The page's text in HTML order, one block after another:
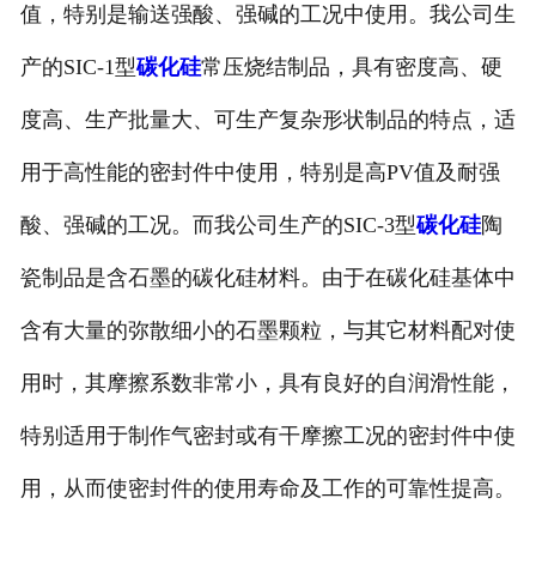
值，特别是输送强酸、强碱的工况中使用。我公司生
产的SIC-1型碳化硅常压烧结制品，具有密度高、硬
度高、生产批量大、可生产复杂形状制品的特点，适
用于高性能的密封件中使用，特别是高PV值及耐强
酸、强碱的工况。而我公司生产的SIC-3型碳化硅陶
瓷制品是含石墨的碳化硅材料。由于在碳化硅基体中
含有大量的弥散细小的石墨颗粒，与其它材料配对使
用时，其摩擦系数非常小，具有良好的自润滑性能，
特别适用于制作气密封或有干摩擦工况的密封件中使
用，从而使密封件的使用寿命及工作的可靠性提高。